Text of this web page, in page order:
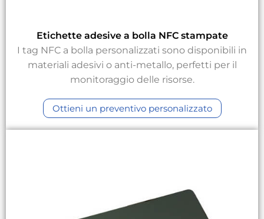
Etichette adesive a bolla NFC stampate
I tag NFC a bolla personalizzati sono disponibili in
materiali adesivi o anti-metallo, perfetti per il
monitoraggio delle risorse.
Ottieni un preventivo personalizzato